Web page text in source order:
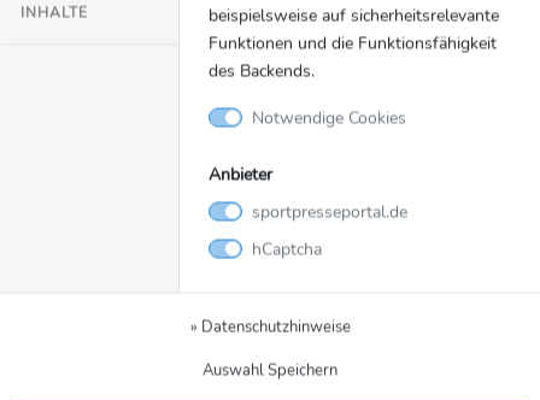
Oliver Runschke, T +49 89 76 76 69 65, E-Mail
oliver.runschke@adac.de
Kay-Oliver Langendorff, T +49 89 76 76 69 36, E-
kay.langendorff@adac.de
adac.de/motorsport
© ADAC Motorsport
INHALTE
beispielsweise auf sicherheitsrelevante
Funktionen und die Funktionsfähigkeit
des Backends.
Notwendige Cookies
Anbieter
sportpresseportal.de
hCaptcha
» Datenschutzhinweise
Auswahl Speichern